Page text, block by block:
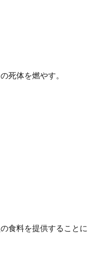
死体を燃やす。
食料を提供することに